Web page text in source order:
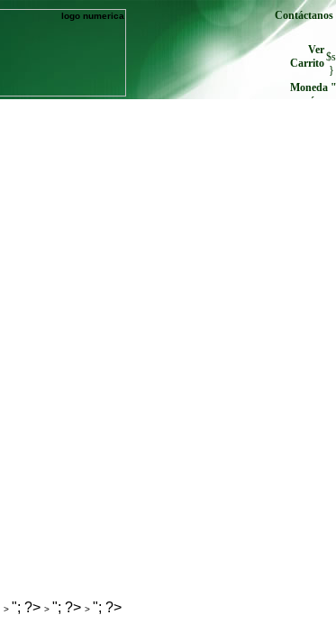
Contáctanos
Ver
Carrito
}
Moneda
envíe
> "; ?>> "; ?>> "; ?>